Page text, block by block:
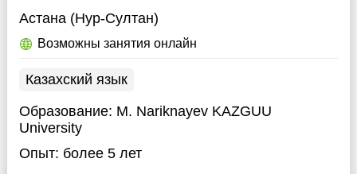
Астана (Нур-Султан)
Возможны занятия онлайн
Казахский язык
Образование: M. Nariknayev KAZGUU
University
Опыт: более 5 лет